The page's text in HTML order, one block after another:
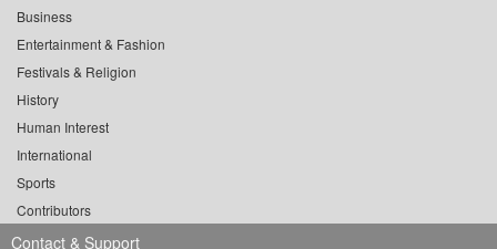
Business
Entertainment & Fashion
Festivals & Religion
History
Human Interest
International
Sports
Contributors
Contact & Support